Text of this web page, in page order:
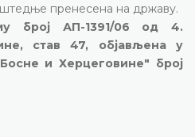
пренесена на државу.
број АП-1391/06 од 4.
став 47, објављена у
и Херцеговине" број